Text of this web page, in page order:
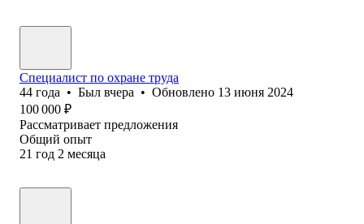
Специалист по охране труда
44 года • Был вчера • Обновлено 13 июня 2024
100 000 ₽
Рассматривает предложения
Общий опыт
21 год 2 месяца